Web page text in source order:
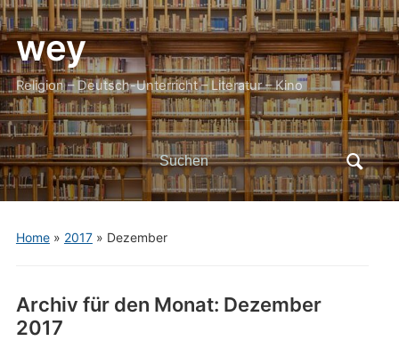
wey
Religion – Deutsch-Unterricht – Literatur – Kino
Search
for:
Home» 2017» Dezember
Archiv für den Monat: Dezember
2017